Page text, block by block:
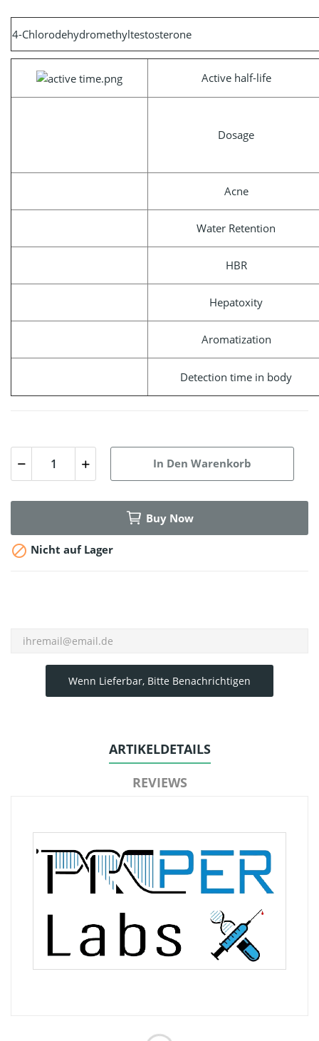
4-Chlorodehydromethyltestosterone
Active half-life
Dosage
Acne
Water Retention
HBR
Hepatoxity
Aromatization
Detection time in body
In Den Warenkorb
Buy Now
 Nicht auf Lager
Wenn Lieferbar, Bitte Benachrichtigen
ARTIKELDETAILS
REVIEWS